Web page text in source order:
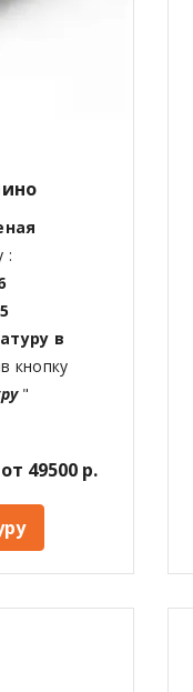
:
в
кнопку
"
49500 р.